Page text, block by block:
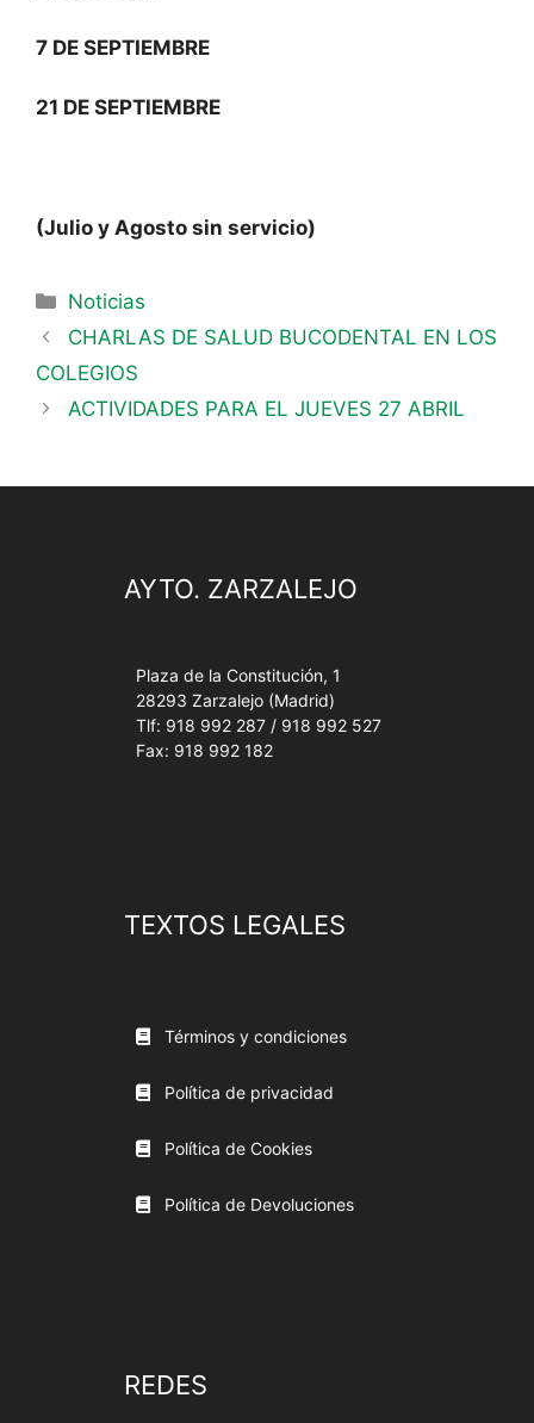
7 DE SEPTIEMBRE
21 DE SEPTIEMBRE
(Julio y Agosto sin servicio)
Noticias
CHARLAS DE SALUD BUCODENTAL EN LOS
COLEGIOS
ACTIVIDADES PARA EL JUEVES 27 ABRIL
AYTO. ZARZALEJO
Plaza de la Constitución, 1
28293 Zarzalejo (Madrid)
Tlf: 918 992 287 / 918 992 527
Fax: 918 992 182
TEXTOS LEGALES
Términos y condiciones
Política de privacidad
Política de Cookies
Política de Devoluciones
REDES